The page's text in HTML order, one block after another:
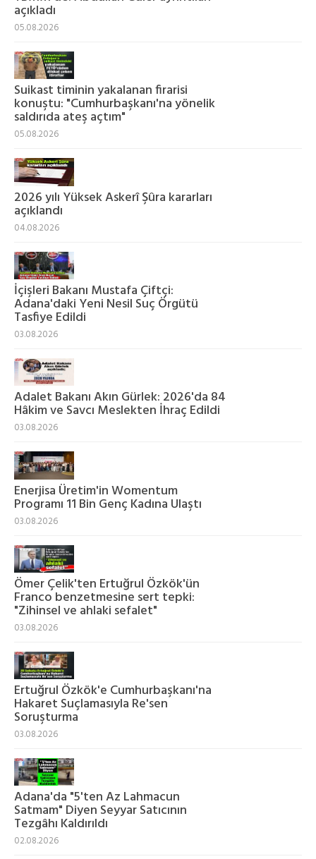
açıkladı
05.08.2026
Suikast timinin yakalanan firarisi
konuştu: "Cumhurbaşkanı'na yönelik
saldırıda ateş açtım"
05.08.2026
2026 yılı Yüksek Askerî Şûra kararları
açıklandı
04.08.2026
İçişleri Bakanı Mustafa Çiftçi:
Adana'daki Yeni Nesil Suç Örgütü
Tasfiye Edildi
03.08.2026
Adalet Bakanı Akın Gürlek: 2026'da 84
Hâkim ve Savcı Meslekten İhraç Edildi
03.08.2026
Enerjisa Üretim'in Womentum
Programı 11 Bin Genç Kadına Ulaştı
03.08.2026
Ömer Çelik'ten Ertuğrul Özkök'ün
Franco benzetmesine sert tepki:
"Zihinsel ve ahlaki sefalet"
03.08.2026
Ertuğrul Özkök'e Cumhurbaşkanı'na
Hakaret Suçlamasıyla Re'sen
Soruşturma
03.08.2026
Adana'da "5'ten Az Lahmacun
Satmam" Diyen Seyyar Satıcının
Tezgâhı Kaldırıldı
02.08.2026